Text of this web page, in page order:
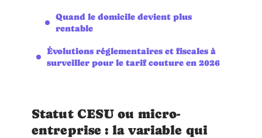
Quand le domicile devient plus
rentable
Évolutions réglementaires et fiscales à
surveiller pour le tarif couture en 2026
Statut CESU ou micro-
entreprise : la variable qui